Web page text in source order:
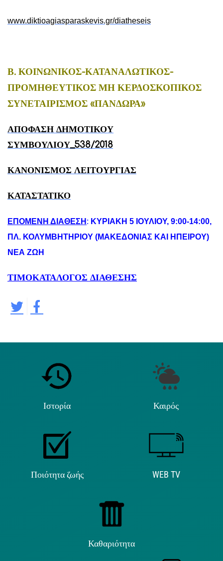
www.diktioagiasparaskevis.gr/diatheseis
Β. ΚΟΙΝΩΝΙΚΟΣ-ΚΑΤΑΝΑΛΩΤΙΚΟΣ-
ΠΡΟΜΗΘΕΥΤΙΚΟΣ ΜΗ ΚΕΡΔΟΣΚΟΠΙΚΟΣ
ΣΥΝΕΤΑΙΡΙΣΜΟΣ «ΠΑΝΔΩΡΑ»
ΑΠΟΦΑΣΗ ΔΗΜΟΤΙΚΟΥ
ΣΥΜΒΟΥΛΙΟΥ_538/2018
ΚΑΝΟΝΙΣΜΟΣ ΛΕΙΤΟΥΡΓΙΑΣ
ΚΑΤΑΣΤΑΤΙΚΟ
ΕΠΟΜΕΝΗ ΔΙΑΘΕΣΗ : ΚΥΡΙΑΚΗ 5 ΙΟΥΛΙΟΥ, 9:00-14:00,
ΠΛ. ΚΟΛΥΜΒΗΤΗΡΙΟΥ (ΜΑΚΕΔΟΝΙΑΣ ΚΑΙ ΗΠΕΙΡΟΥ)
ΝΕΑ ΖΩΗ
ΤΙΜΟΚΑΤΑΛΟΓΟΣ ΔΙΑΘΕΣΗΣ
Ιστορία Καιρός
Ποιότητα ζωής WEB TV
Καθαριότητα